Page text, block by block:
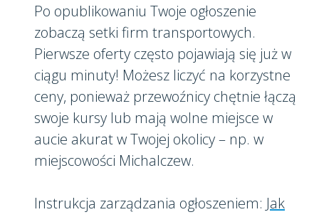
Po opublikowaniu Twoje ogłoszenie
zobaczą setki firm transportowych.
Pierwsze oferty często pojawiają się już w
ciągu minuty! Możesz liczyć na korzystne
ceny, ponieważ przewoźnicy chętnie łączą
swoje kursy lub mają wolne miejsce w
aucie akurat w Twojej okolicy – np. w
miejscowości Michalczew.
Instrukcja zarządzania ogłoszeniem: Jak